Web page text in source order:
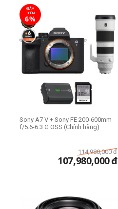
GIẢM
THÊM
6%
Sony A7 V + Sony FE 200-600mm
f/5.6-6.3 G OSS (Chính hãng)
114,980,000 đ
107,980,000đ